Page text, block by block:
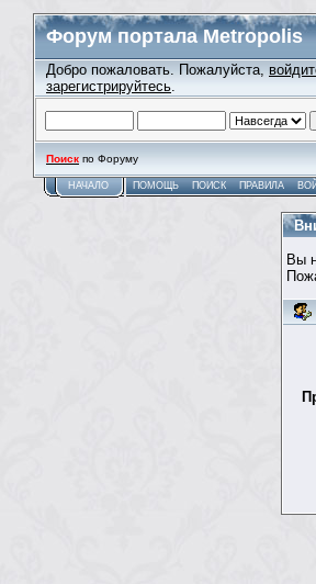
Форум портала Metropolis
Добро пожаловать. Пожалуйста,
зарегистрируйтесь.
Поиск по Форуму
НАЧАЛО ПОМОЩЬ ПОИСК ПРАВИЛА
Вы